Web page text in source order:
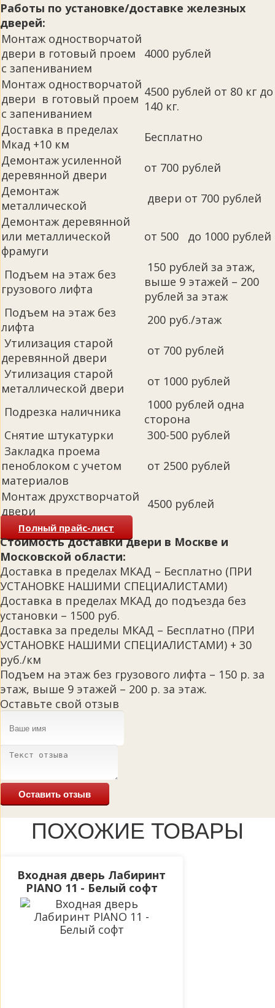
Работы по установке/доставке железных
дверей:
Монтаж одностворчатой
двери в готовый проем
с запениванием
4000 рублей
Монтаж одностворчатой
двери в готовый проем
с запениванием
4500 рублей от 80 кг до
140 кг.
Доставка в пределах
Мкад +10 км
Бесплатно
Демонтаж усиленной
деревянной двери
от 700 рублей
Демонтаж
металлической
двери от 700 рублей
Демонтаж деревянной
или металлической
фрамуги
от 500 до 1000 рублей
Подъем на этаж без
грузового лифта
150 рублей за этаж,
выше 9 этажей – 200
рублей за этаж
Подъем на этаж без
лифта
200 руб./этаж
Утилизация старой
деревянной двери
от 700 рублей
Утилизация старой
металлической двери
от 1000 рублей
Подрезка наличника
1000 рублей одна
сторона
Снятие штукатурки
300-500 рублей
Закладка проема
пеноблоком с учетом
материалов
от 2500 рублей
Монтаж друхстворчатой
двери
4500 рублей
Полный прайс-лист
Стоимость доставки двери в Москве и
Московской области:
Доставка в пределах МКАД – Бесплатно (ПРИ
УСТАНОВКЕ НАШИМИ СПЕЦИАЛИСТАМИ)
Доставка в пределах МКАД до подъезда без
установки – 1500 руб.
Доставка за пределы МКАД – Бесплатно (ПРИ
УСТАНОВКЕ НАШИМИ СПЕЦИАЛИСТАМИ) + 30
руб./км
Подъем на этаж без грузового лифта – 150 р. за
этаж, выше 9 этажей – 200 р. за этаж.
Оставьте свой отзыв
Оставить отзыв
ПОХОЖИЕ ТОВАРЫ
Входная дверь Лабиринт
PIANO 11 - Белый софт